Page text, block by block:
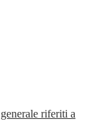
riferiti a